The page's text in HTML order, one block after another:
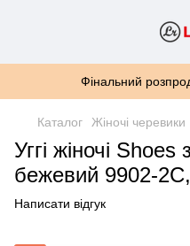
Фінальний
Каталог Жіночі черевики
Уггі жіночі
бежевий 9902-
Написати відгук